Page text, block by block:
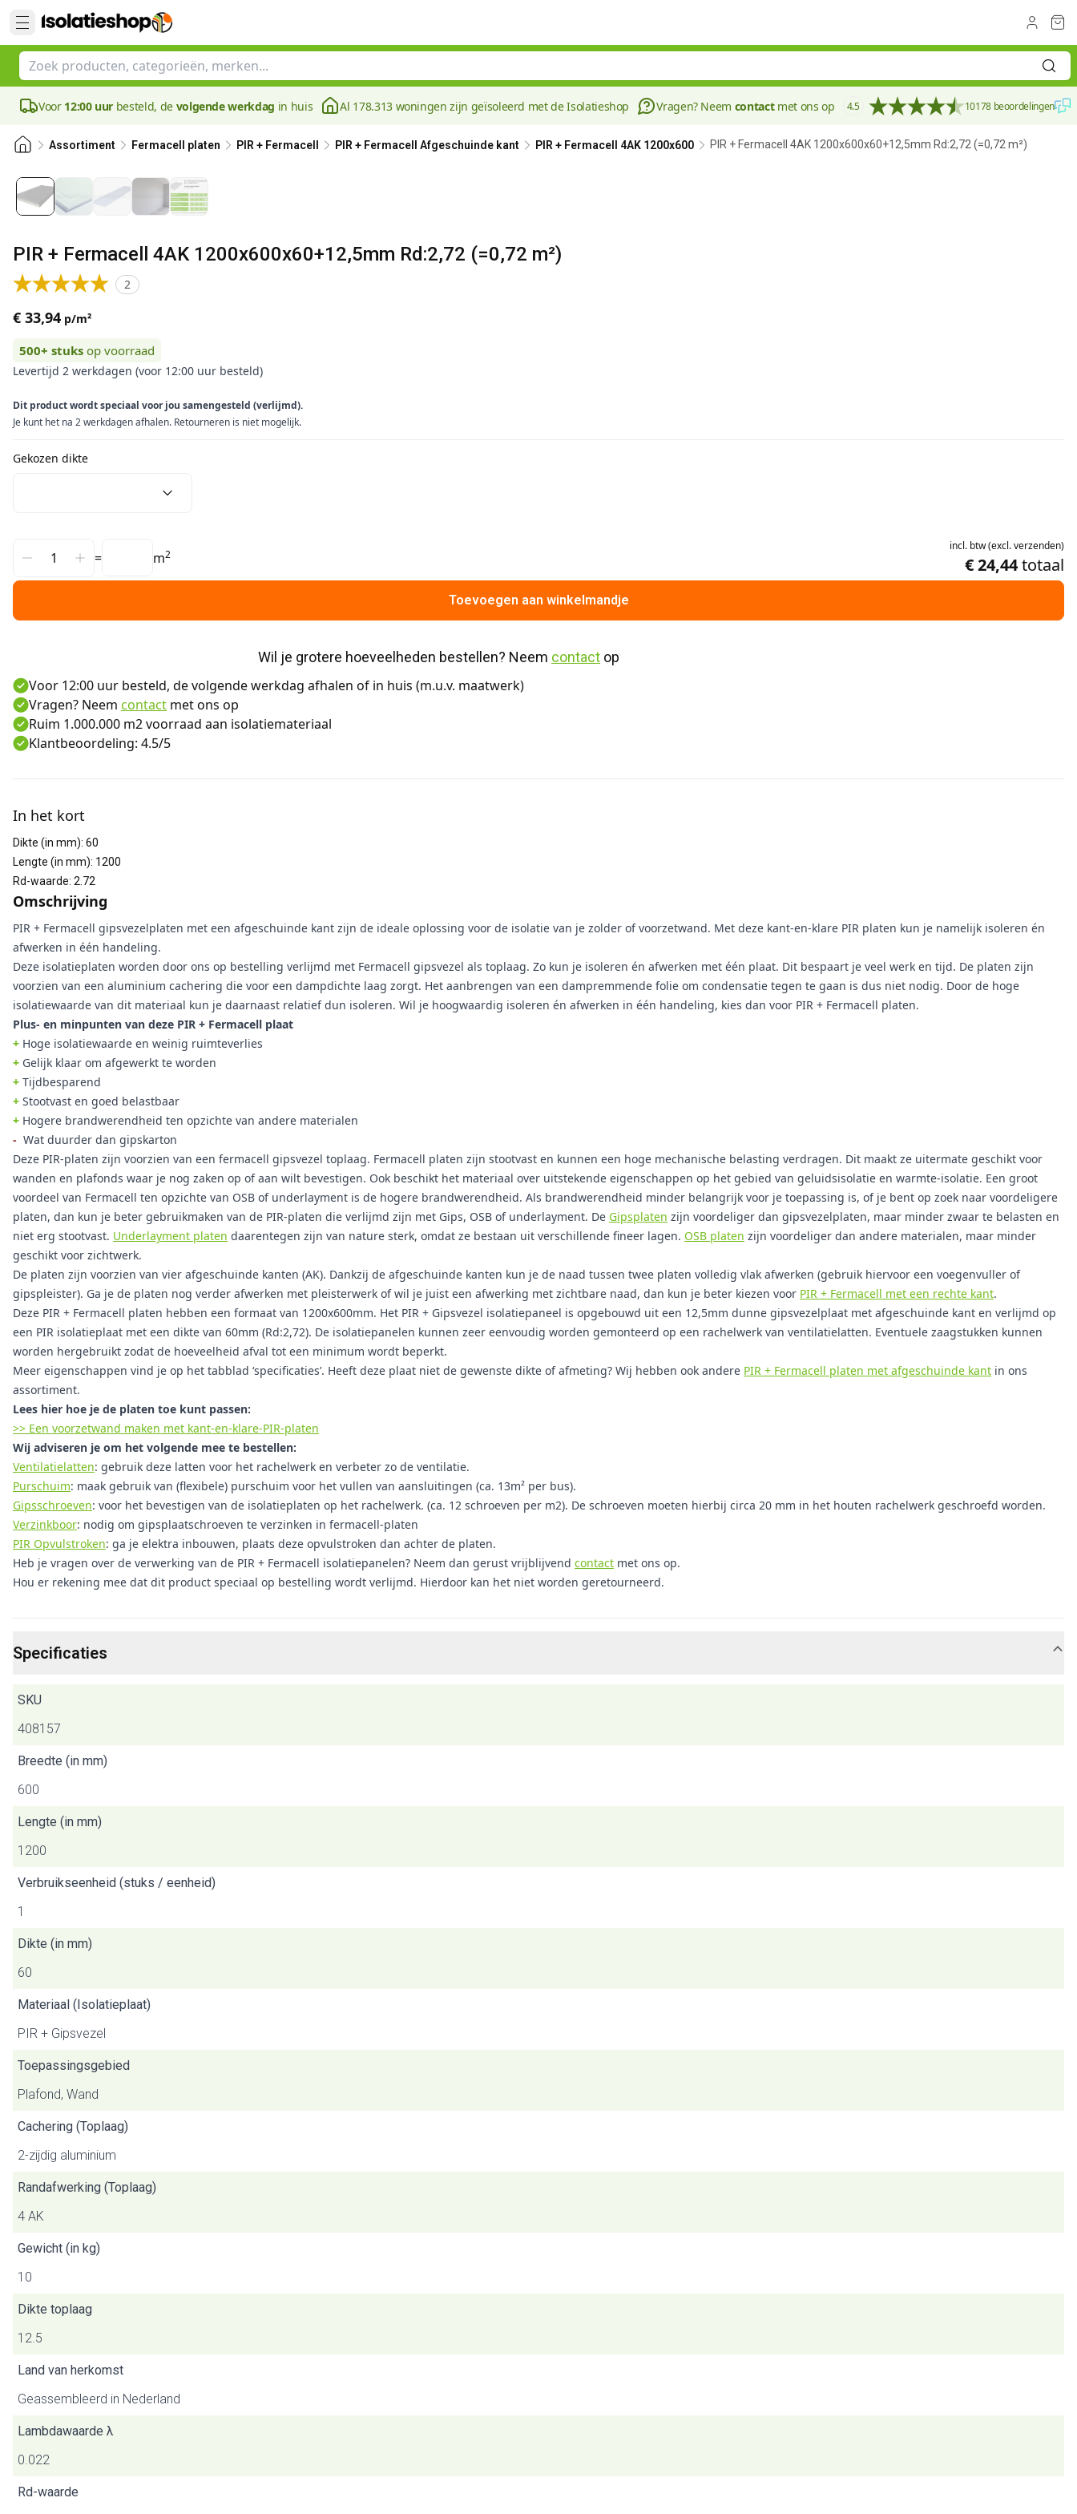
Voor 12:00 uur besteld, de volgende werkdag in huis Al 178.313 woningen zijn geïsoleerd met de Isolatieshop Vragen? Neem contactmet ons op 4.5 10178 beoordelingen
Assortiment Fermacell platen PIR + Fermacell PIR + Fermacell Afgeschuinde kant PIR + Fermacell 4AK 1200x600 PIR + Fermacell 4AK 1200x600x60+12,5mm Rd:2,72 (=0,72 m²)
60 mm
PIR + Fermacell 4AK 1200x600x60+12,5mm Rd:2,72 (=0,72 m²)
2
€ 33,94 p/m²
500+ stuks op voorraad
Levertijd 2 werkdagen (voor 12:00 uur besteld)
Dit product wordt speciaal voor jou samengesteld (verlijmd).
Je kunt het na 2 werkdagen afhalen. Retourneren is niet mogelijk.
Gekozen dikte
= m2
incl. btw(excl.verzenden)
€ 24,44totaal
Toevoegen aan winkelmandje
Wil je grotere hoeveelheden bestellen? Neem contact op
Voor 12:00 uur besteld, de volgende werkdag afhalen of in huis (m.u.v. maatwerk)
Vragen? Neem contact met ons op
Ruim 1.000.000 m2 voorraad aan isolatiemateriaal
Klantbeoordeling: 4.5/5
In het kort
Dikte (in mm): 60
Lengte (in mm): 1200
Rd-waarde: 2.72
Omschrijving
PIR + Fermacell gipsvezelplaten met een afgeschuinde kant zijn de ideale oplossing voor de isolatie van je zolder of voorzetwand. Met deze kant-en-klare PIR platen kun je namelijk isoleren én
afwerken in één handeling.
Deze isolatieplaten worden door ons op bestelling verlijmd met Fermacell gipsvezel als toplaag. Zo kun je isoleren én afwerken met één plaat. Dit bespaart je veel werk en tijd. De platen zijn
voorzien van een aluminium cachering die voor een dampdichte laag zorgt. Het aanbrengen van een dampremmende folie om condensatie tegen te gaan is dus niet nodig. Door de hoge
isolatiewaarde van dit materiaal kun je daarnaast relatief dun isoleren. Wil je hoogwaardig isoleren én afwerken in één handeling, kies dan voor PIR + Fermacell platen.
Plus- en minpunten van deze PIR + Fermacell plaat
+ Hoge isolatiewaarde en weinig ruimteverlies
+ Gelijk klaar om afgewerkt te worden
+ Tijdbesparend
+ Stootvast en goed belastbaar
+ Hogere brandwerendheid ten opzichte van andere materialen
- Wat duurder dan gipskarton
Deze PIR-platen zijn voorzien van een fermacell gipsvezel toplaag. Fermacell platen zijn stootvast en kunnen een hoge mechanische belasting verdragen. Dit maakt ze uitermate geschikt voor
wanden en plafonds waar je nog zaken op of aan wilt bevestigen. Ook beschikt het materiaal over uitstekende eigenschappen op het gebied van geluidsisolatie en warmte-isolatie. Een groot
voordeel van Fermacell ten opzichte van OSB of underlayment is de hogere brandwerendheid. Als brandwerendheid minder belangrijk voor je toepassing is, of je bent op zoek naar voordeligere
platen, dan kun je beter gebruikmaken van de PIR-platen die verlijmd zijn met Gips, OSB of underlayment. De Gipsplaten zijn voordeliger dan gipsvezelplaten, maar minder zwaar te belasten en
niet erg stootvast. Underlayment platen daarentegen zijn van nature sterk, omdat ze bestaan uit verschillende fineer lagen. OSB platen zijn voordeliger dan andere materialen, maar minder
geschikt voor zichtwerk.
De platen zijn voorzien van vier afgeschuinde kanten (AK). Dankzij de afgeschuinde kanten kun je de naad tussen twee platen volledig vlak afwerken (gebruik hiervoor een voegenvuller of
gipspleister). Ga je de platen nog verder afwerken met pleisterwerk of wil je juist een afwerking met zichtbare naad, dan kun je beter kiezen voor PIR + Fermacell met een rechte kant.
Deze PIR + Fermacell platen hebben een formaat van 1200x600mm. Het PIR + Gipsvezel isolatiepaneel is opgebouwd uit een 12,5mm dunne gipsvezelplaat met afgeschuinde kant en verlijmd op
een PIR isolatieplaat met een dikte van 60mm (Rd:2,72). De isolatiepanelen kunnen zeer eenvoudig worden gemonteerd op een rachelwerk van ventilatielatten. Eventuele zaagstukken kunnen
worden hergebruikt zodat de hoeveelheid afval tot een minimum wordt beperkt.
Meer eigenschappen vind je op het tabblad ‘specificaties’. Heeft deze plaat niet de gewenste dikte of afmeting? Wij hebben ook andere PIR + Fermacell platen met afgeschuinde kant in ons
assortiment.
Lees hier hoe je de platen toe kunt passen:
>> Een voorzetwand maken met kant-en-klare-PIR-platen
Wij adviseren je om het volgende mee te bestellen:
Ventilatielatten: gebruik deze latten voor het rachelwerk en verbeter zo de ventilatie.
Purschuim: maak gebruik van (flexibele) purschuim voor het vullen van aansluitingen (ca. 13m² per bus).
Gipsschroeven: voor het bevestigen van de isolatieplaten op het rachelwerk. (ca. 12 schroeven per m2). De schroeven moeten hierbij circa 20 mm in het houten rachelwerk geschroefd worden.
Verzinkboor: nodig om gipsplaatschroeven te verzinken in fermacell-platen
PIR Opvulstroken: ga je elektra inbouwen, plaats deze opvulstroken dan achter de platen.
Heb je vragen over de verwerking van de PIR + Fermacell isolatiepanelen? Neem dan gerust vrijblijvend contact met ons op.
Hou er rekening mee dat dit product speciaal op bestelling wordt verlijmd. Hierdoor kan het niet worden geretourneerd.
Specificaties
SKU
408157
Breedte (in mm)
600
Lengte (in mm)
1200
Verbruikseenheid (stuks / eenheid)
1
Dikte (in mm)
60
Materiaal (Isolatieplaat)
PIR + Gipsvezel
Toepassingsgebied
Plafond, Wand
Cachering (Toplaag)
2-zijdig aluminium
Randafwerking (Toplaag)
4 AK
Gewicht (in kg)
10
Dikte toplaag
12.5
Land van herkomst
Geassembleerd in Nederland
Lambdawaarde λ
0.022
Rd-waarde